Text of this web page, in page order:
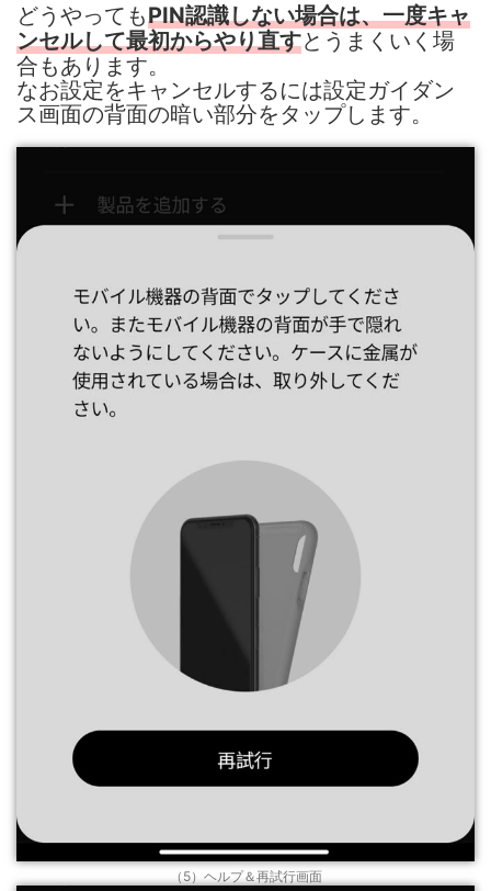
どうやってもPIN認識しない場合は、一度キャ
ンセルして最初からやり直すとうまくいく場
合もあります。
なお設定をキャンセルするには設定ガイダン
ス画面の背面の暗い部分をタップします。
（5）ヘルプ＆再試行画面